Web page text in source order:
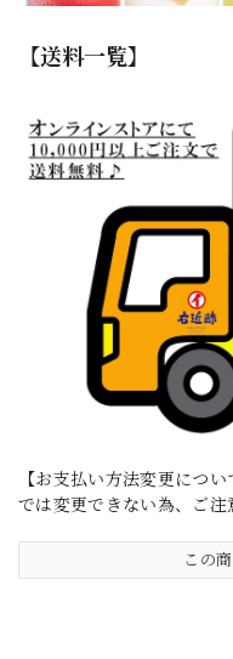
【送料一覧】
【お支払い方法変更につ
では変更できない為、ご注
この